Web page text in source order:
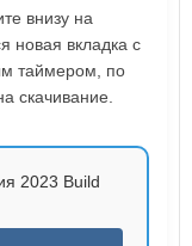
внизу на
новая вкладка с
таймером, по
скачивание.
2023 Build